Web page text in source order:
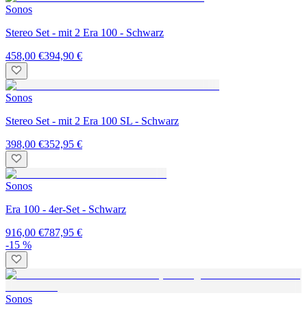
Sonos
Stereo Set - mit 2 Era 100 - Schwarz
458,00 €394,90 €
Sonos
Stereo Set - mit 2 Era 100 SL - Schwarz
398,00 €352,95 €
Sonos
Era 100 - 4er-Set - Schwarz
916,00 €787,95 €
-15 %
Sonos